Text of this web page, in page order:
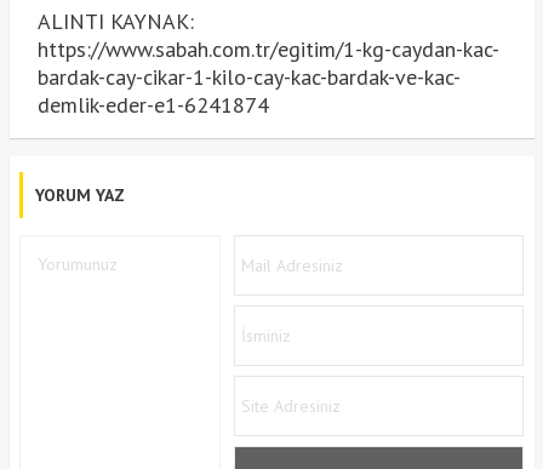
ALINTI KAYNAK:
https://www.sabah.com.tr/egitim/1-kg-caydan-kac-
bardak-cay-cikar-1-kilo-cay-kac-bardak-ve-kac-
demlik-eder-e1-6241874
YORUM YAZ